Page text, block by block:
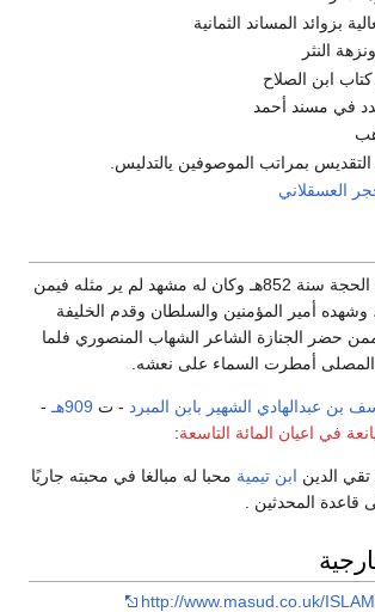
بزوائد المساند الثمانية
النثر
ابن الصلاح
في مسند أحمد
بمراتب الموصوفين يالتدليس.
العسقلاني
توفي في أواخر ذي الحجة سنة 852هـ وكان له مشهد لم ير مثله فيمن
أمير المؤمنين والسلطان وقدم الخليفة
حضر الجنازة الشاعر الشهاب المنصوري فلما
المصلى أمطرت السماء على نعشه.
بن عبدالهادي الشهير بابن المبرد - ت 909هـ
-
في اعيان المائة التاسعة:
الدين ابن تيمية محبا له مبالغا في محبته جاريًا
قاعدة المحدثين .
http://www.masud.co.uk/